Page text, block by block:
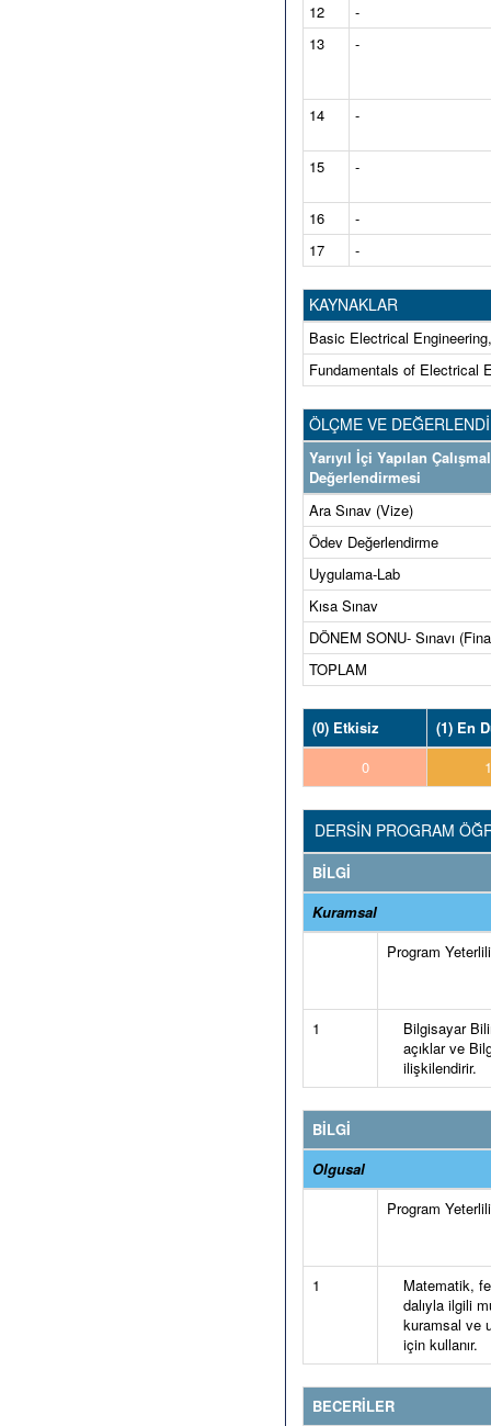
12
-
13
-
14 -
15 -
16
-
17
-
KAYNAKLAR
Basic Electrical
Fundamentals of Electrical
ÖLÇME VE
Yarıyıl İçi Yapılan
Değerlendirmesi
Ara Sınav (Vize)
Ödev Değerlendirme
Uygulama-Lab
Kısa Sınav
DÖNEM SONU- Sınavı
TOPLAM
(0) Etkisiz
(1) En
0
1
DERSİN PROGRAM
BİLGİ
Kuramsal
Program
1
Bilgisayar
açıklar ve
ilişkilendirir.
BİLGİ
Olgusal
Program
1
Matematik,
dalıyla ilgili
kuramsal ve
için kullanır.
BECERİLER